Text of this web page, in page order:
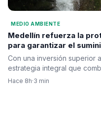
MEDIO AMBIENTE
Medellín refuerza la
para garantizar el
hídrica
Con una inversión superior
estrategia integral que
Hace 8h·3 min